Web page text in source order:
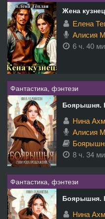
Жена
Елена
Алисия
6 ч. 40
Фантастика, фэнтези
Боярышня.
Нина
Алисия
8 ч. 34
Фантастика, фэнтези
Боярышня.
Нина